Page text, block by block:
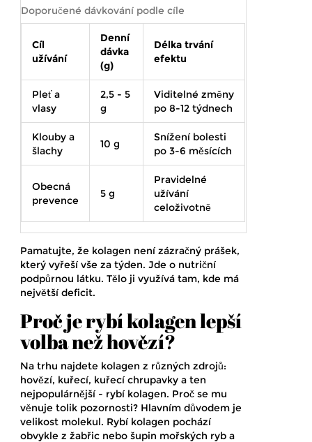
Doporučené dávkování podle cíle
Cíl
užívání
Denní
dávka
(g)
Délka trvání
efektu
Pleť a
vlasy
2,5 - 5
g
Viditelné změny
po 8-12 týdnech
Klouby a
šlachy
10 g
Snížení bolesti
po 3-6 měsících
Obecná
prevence
5 g
Pravidelné
užívání
celoživotně
Pamatujte, že kolagen není zázračný prášek,
který vyřeší vše za týden. Jde o nutriční
podpůrnou látku. Tělo ji využívá tam, kde má
největší deficit.
Proč je rybí kolagen lepší
volba než hovězí?
Na trhu najdete kolagen z různých zdrojů:
hovězí, kuřecí, kuřecí chrupavky a ten
nejpopulárnější - rybí kolagen. Proč se mu
věnuje tolik pozornosti? Hlavním důvodem je
velikost molekul. Rybí kolagen pochází
obvykle z žabřic nebo šupin mořských ryb a